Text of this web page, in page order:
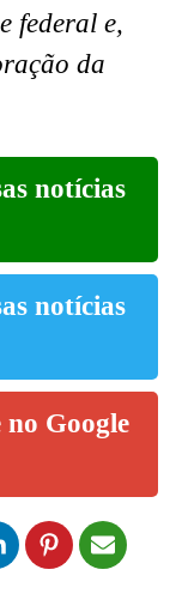
federal e,
da
notícias
notícias
no Google